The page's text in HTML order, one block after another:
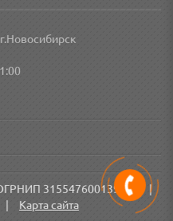
315547600139571
|
Карта сайта